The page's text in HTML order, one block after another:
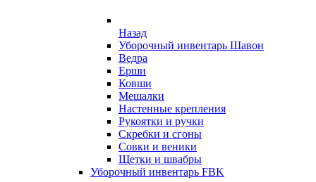
Назад
Уборочный инвентарь Шавон
Ведра
Ерши
Ковши
Мешалки
Настенные крепления
Рукоятки и ручки
Скребки и сгоны
Совки и веники
Щетки и швабры
Уборочный инвентарь FBK